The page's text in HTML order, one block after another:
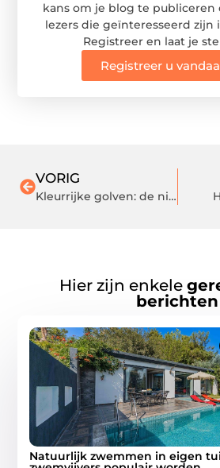
kans om je blog te
lezers die geïnteresseerd zijn
Registreer en laat je
Registreer u
VORIG
Kleurrijke golven: de nieuwste trends in SUP-boarddesign
Hier zijn enkele
berichten
Natuurlijk zwemmen in eigen